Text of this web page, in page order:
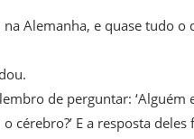
Alemanha, e quase tudo o
de perguntar: ‘Alguém
cérebro?’ E a resposta deles